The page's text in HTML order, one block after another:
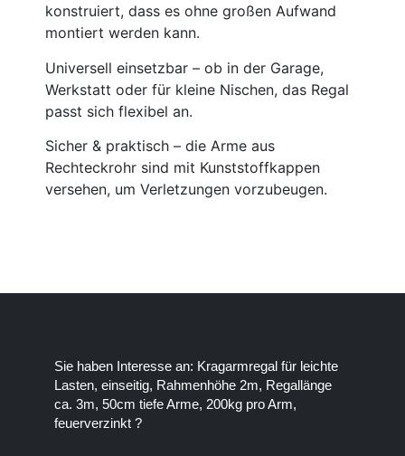
konstruiert, dass es ohne großen Aufwand
montiert werden kann.
Universell einsetzbar – ob in der Garage,
Werkstatt oder für kleine Nischen, das Regal
passt sich flexibel an.
Sicher & praktisch – die Arme aus
Rechteckrohr sind mit Kunststoffkappen
versehen, um Verletzungen vorzubeugen.
Sie haben Interesse an: Kragarmregal für leichte
Lasten, einseitig, Rahmenhöhe 2m, Regallänge
ca. 3m, 50cm tiefe Arme, 200kg pro Arm,
feuerverzinkt ?